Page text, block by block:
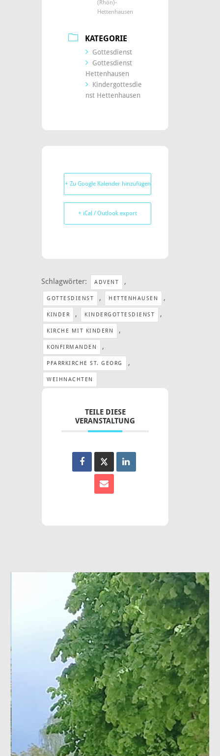
(Rhön)-
Hettenhausen
KATEGORIE
Gottesdienst
Gottesdienst
Hettenhausen
Kindergottesdie
nst Hettenhausen
+ Zu Google Kalender hinzufügen
+ iCal / Outlook export
Schlagwörter: ADVENT ,
GOTTESDIENST , HETTENHAUSEN ,
KINDER , KINDERGOTTESDIENST ,
KIRCHE MIT KINDERN ,
KONFIRMANDEN ,
PFARRKIRCHE ST. GEORG ,
WEIHNACHTEN
TEILE DIESE
VERANSTALTUNG